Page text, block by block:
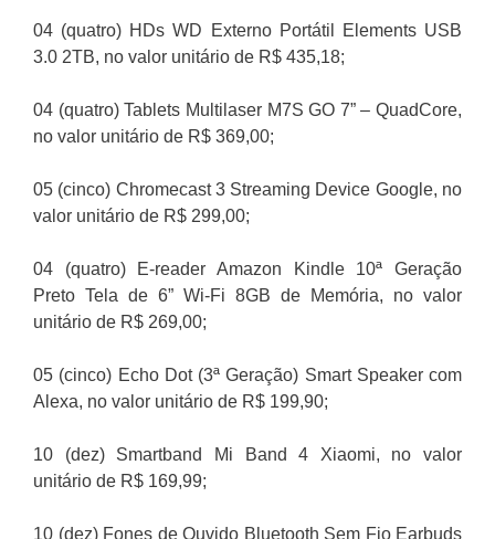
04 (quatro) HDs WD Externo Portátil Elements USB
3.0 2TB, no valor unitário de R$ 435,18;
04 (quatro) Tablets Multilaser M7S GO 7” – QuadCore,
no valor unitário de R$ 369,00;
05 (cinco) Chromecast 3 Streaming Device Google, no
valor unitário de R$ 299,00;
04 (quatro) E-reader Amazon Kindle 10ª Geração
Preto Tela de 6” Wi-Fi 8GB de Memória, no valor
unitário de R$ 269,00;
05 (cinco) Echo Dot (3ª Geração) Smart Speaker com
Alexa, no valor unitário de R$ 199,90;
10 (dez) Smartband Mi Band 4 Xiaomi, no valor
unitário de R$ 169,99;
10 (dez) Fones de Ouvido Bluetooth Sem Fio Earbuds